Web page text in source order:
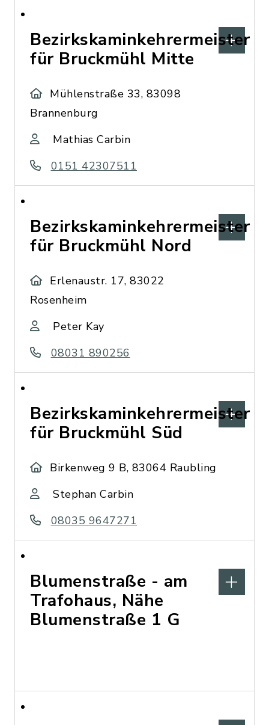
Bezirkskaminkehrermeister
für Bruckmühl Mitte
Mühlenstraße 33, 83098
Brannenburg
Mathias Carbin
0151 42307511
Bezirkskaminkehrermeister
für Bruckmühl Nord
Erlenaustr. 17, 83022
Rosenheim
Peter Kay
08031 890256
Bezirkskaminkehrermeister
für Bruckmühl Süd
Birkenweg 9 B, 83064 Raubling
Stephan Carbin
08035 9647271
Blumenstraße - am
Trafohaus, Nähe
Blumenstraße 1 G